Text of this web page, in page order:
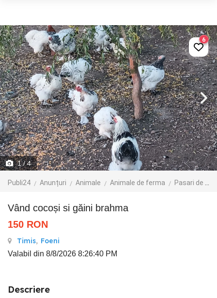
1/ 4
Publi24 Anunțuri Animale Animale de ferma Pasari de ferma
6
Vând cocoși si găini brahma
150 RON
Timis, Foeni
Valabil din 8/8/2026 8:26:40 PM
Descriere